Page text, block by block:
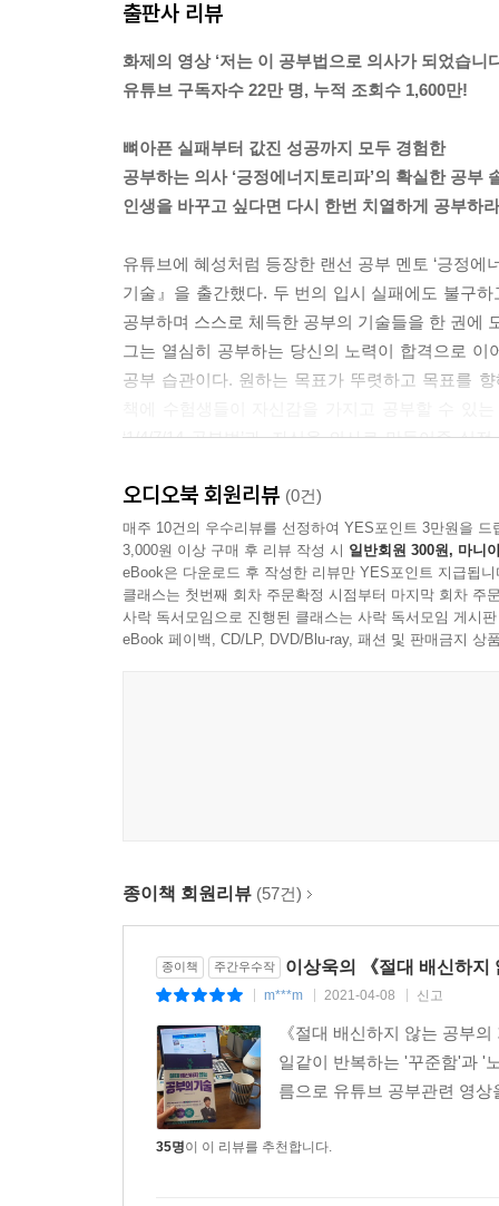
출판사 리뷰
화제의 영상 ‘저는 이 공부법으로 의사가 되었습니
유튜브 구독자수 22만 명, 누적 조회수 1,600만!
뼈아픈 실패부터 값진 성공까지 모두 경험한
공부하는 의사 ‘긍정에너지토리파’의 확실한 공부
인생을 바꾸고 싶다면 다시 한번 치열하게 공부하
유튜브에 혜성처럼 등장한 랜선 공부 멘토 ‘긍정
기술』을 출간했다. 두 번의 입시 실패에도 불구
공부하며 스스로 체득한 공부의 기술들을 한 권에
그는 열심히 공부하는 당신의 노력이 합격으로
공부 습관이다. 원하는 목표가 뚜렷하고 목표를
‘1/4/7/14 공부법’과, 자신을 의사로 만들어준 실
길어진 수험 생활에 지친 공시생부터 더 이상
수험생까지 대한민국에서 공부하고 있는 사람
“공부에 요행은 없다, 오직 노력한 만큼 보상받을
가득 담은 책이다.
“합격하는 사람에겐 반드시 공부 습관이 있다”
효율적인 공부 습관을 가져야 한다고 강조한다.
케이스는 아니다. 처음으로 의사가 되고자 결심
진학에 실패했던 그가 마침내 의학전문대학원
터득한 ‘공부 습관’ 덕분이다.
패턴을 몸에 익혀야 한다고 말한다. 선생님이 시
불가능하다는 것이다. 따라서 그는 제대로 된
준비가 되었다면 이젠 공부의 효율을 높이는 공부
물론 습관이란 무수한 핑계를 이겨내야 비로소
오디오북 회원리뷰 (0건)
매주 10건의 우수리뷰를 선정하여 YES포인트 3만원을 드
3,000원 이상 구매 후 리뷰 작성 시 일반회원 300원, 마니
eBook은 다운로드 후 작성한 리뷰만 YES포인트 지급됩니
클래스는 첫번째 회차 주문확정 시점부터 마지막 회차 주
사락 독서모임으로 진행된 클래스는 사락 독서모임 게시
eBook 페이백, CD/LP, DVD/Blu-ray, 패션 및 판매금지 상
종이책 회원리뷰 (57건)
종이책 주간우수작 이상욱의 《절대 배신하지
m***m 2021-04-08 신고
《절대 배신하지 않는 공부
일같이 반복하는 '꾸준함'과 '
름으로 유튜브 공부관련 영
35명이 이 리뷰를 추천합니다.